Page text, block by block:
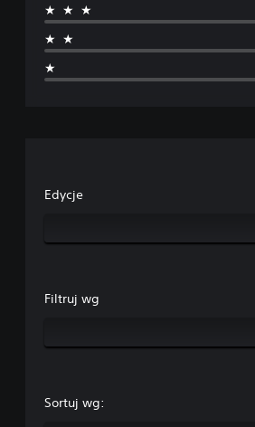
★★★
★★
★
Edycje
Filtruj wg
Sortuj wg: